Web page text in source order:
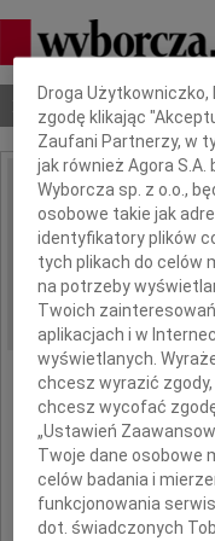
Nekrologi Odeszli
IMIĘ I NAZWISKO:
REGION:
DATA EMISJI:
Dbamy o Twoją
Droga
zgodę klikając
Zaufani Partnerzy, w
jak również Agora S.A.
Wyborcza sp. z o.o.,
osobowe takie jak
identyfikatory plików
tych plikach do celów
na potrzeby
Twoich
aplikacjach i w
wyświetlanych.
chcesz wyrazić
chcesz wycofać
„Ustawień
Twoje dane osobowe
celów badania i
funkcjonowania
dot. świadczonych